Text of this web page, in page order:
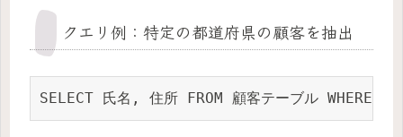
クエリ例：特定の都道府県の顧客を抽出
SELECT 氏名, 住所 FROM 顧客テーブル WHERE